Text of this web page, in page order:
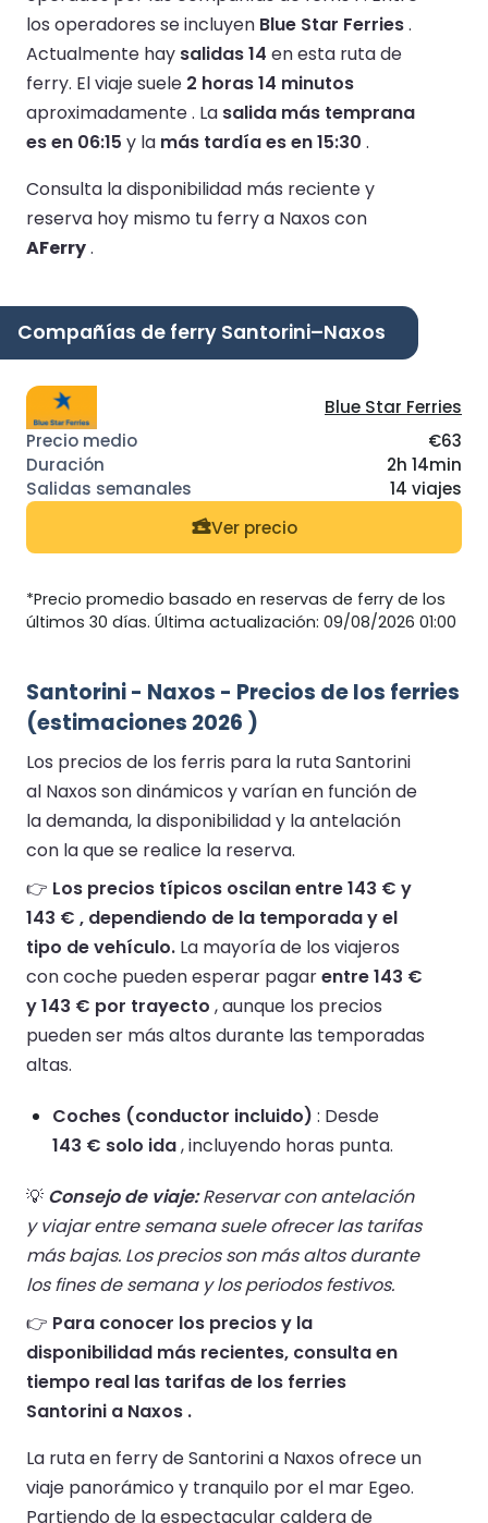
los operadores se incluyen Blue Star Ferries.
Actualmente hay salidas 14 en esta ruta de
ferry. El viaje suele 2 horas 14 minutos
aproximadamente . La salida más temprana
es en 06:15 y la más tardía es en 15:30 .
Consulta la disponibilidad más reciente y
reserva hoy mismo tu ferry a Naxos con
AFerry.
Compañías de ferry Santorini–Naxos
Blue Star Ferries
€63
2h 14min
14 viajes
Ver precio
*Precio promedio basado en reservas de ferry de los
últimos 30 días. Última actualización: 09/08/2026 01:00
Santorini - Naxos - Precios de los ferries
(estimaciones 2026 )
Los precios de los ferris para la ruta Santorini
al Naxos son dinámicos y varían en función de
la demanda, la disponibilidad y la antelación
con la que se realice la reserva.
👉 Los precios típicos oscilan entre 143 € y
143 € , dependiendo de la temporada y el
tipo de vehículo. La mayoría de los viajeros
con coche pueden esperar pagarentre 143 €
y 143 € por trayecto , aunque los precios
pueden ser más altos durante las temporadas
altas.
Coches (conductor incluido) : Desde
143 € solo ida, incluyendo horas punta.
💡 Consejo de viaje:Reservar con antelación
y viajar entre semana suele ofrecer las tarifas
más bajas. Los precios son más altos durante
los fines de semana y los periodos festivos.
👉 Para conocer los precios y la
disponibilidad más recientes, consulta en
tiempo real las tarifas de los ferries
Santorini a Naxos .
La ruta en ferry de Santorini a Naxos ofrece un
viaje panorámico y tranquilo por el mar Egeo.
Partiendo de la espectacular caldera de